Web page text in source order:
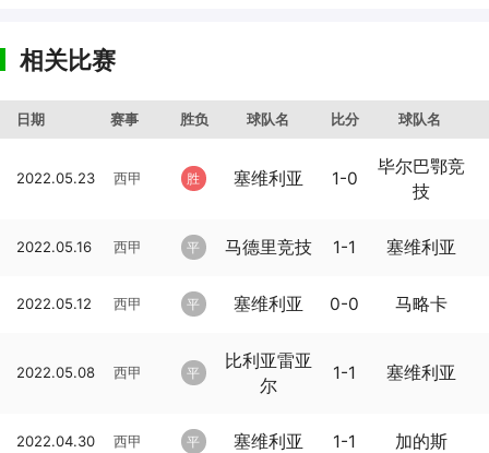
相关比赛
日期 赛事 胜负 球队名 比分 球队名
2022.05.23 西甲 胜 塞维利亚 1-0
毕尔巴鄂竞
技
2022.05.16 西甲 平 马德里竞技 1-1 塞维利亚
2022.05.12 西甲 平 塞维利亚 0-0 马略卡
2022.05.08 西甲 平
比利亚雷亚
尔
1-1 塞维利亚
2022.04.30 西甲 平 塞维利亚 1-1 加的斯